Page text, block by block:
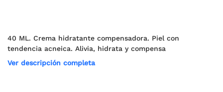
40 ML. Crema hidratante compensadora. Piel con
tendencia acneica. Alivia, hidrata y compensa
Ver descripción completa